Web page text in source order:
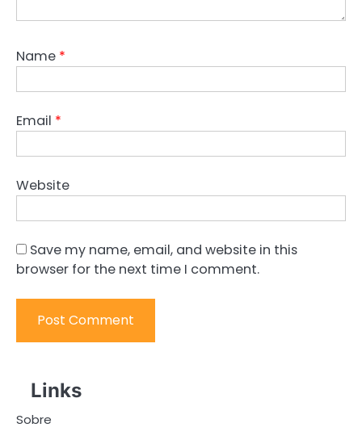
Name *
Email *
Website
Save my name, email, and website in this
browser for the next time I comment.
Links
Sobre